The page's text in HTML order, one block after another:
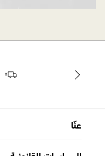
عنّا